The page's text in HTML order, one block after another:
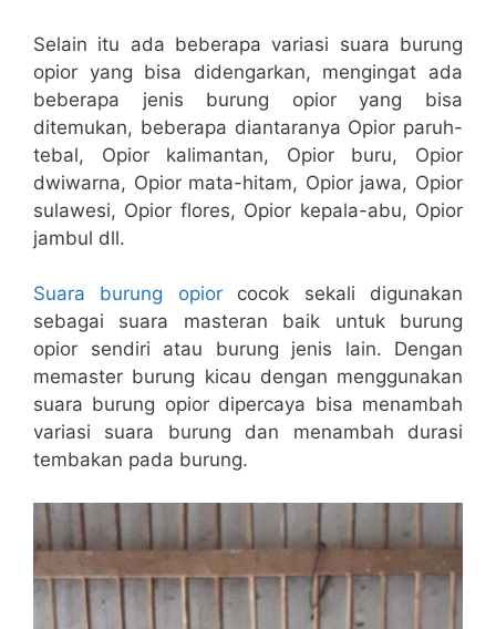
Selain itu ada beberapa variasi suara burung
opior yang bisa didengarkan, mengingat ada
beberapa jenis burung opior yang bisa
ditemukan, beberapa diantaranya Opior paruh-
tebal, Opior kalimantan, Opior buru, Opior
dwiwarna, Opior mata-hitam, Opior jawa, Opior
sulawesi, Opior flores, Opior kepala-abu, Opior
jambul dll.
Suara burung opiorcocok sekali digunakan
sebagai suara masteran baik untuk burung
opior sendiri atau burung jenis lain. Dengan
memaster burung kicau dengan menggunakan
suara burung opior dipercaya bisa menambah
variasi suara burung dan menambah durasi
tembakan pada burung.